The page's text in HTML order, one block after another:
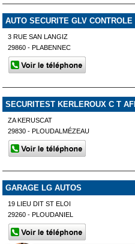
AUTO SECURITE GLV CONTROLE
3 RUE SAN LANGIZ
29860 - PLABENNEC
SECURITEST KERLEROUX C T
ZA KERUSCAT
29830 - PLOUDALMÉZEAU
GARAGE LG AUTOS
19 LIEU DIT ST ELOI
29260 - PLOUDANIEL